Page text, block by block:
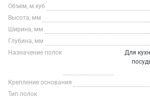
Объем, м.куб
Высота, мм
Ширина, мм
Глубина, мм
Назначение полок
Для
Крепление основания
Тип полок